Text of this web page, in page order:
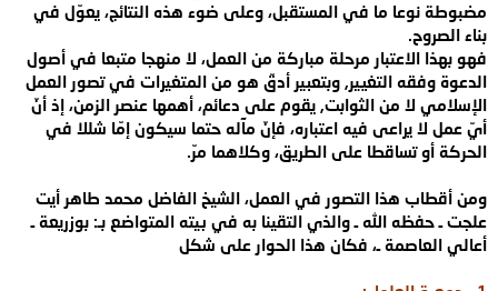
مضبوطة نوعا ما في المستقبل، وعلى ضوء هذه النتائج، يعوّل في
بناء الصروح.
فهو بهذا الاعتبار مرحلة مباركة من العمل، لا منهجا متبعا في أصول
الدعوة وفقه التغيير, وبتعبير أدقّ هو من المتغيرات في تصور العمل
الإسلامي لا من الثوابت, يقوم على دعائم، أهمها عنصر الزمن، إذ أنّ
أيّ عمل لا يراعى فيه اعتباره، فإنّ مآله حتما سيكون إمّا شللا في
الحركة أو تساقطا على الطريق، وكلاهما مرّ.
ومن أقطاب هذا التصور في العمل، الشيخ الفاضل محمد طاهر أيت
علجت ـ حفظه الله ـ والذي التقينا به في بيته المتواضع بـ: بوزريعة ـ
أعالي العاصمة ـ، فكان هذا الحوار على شكل